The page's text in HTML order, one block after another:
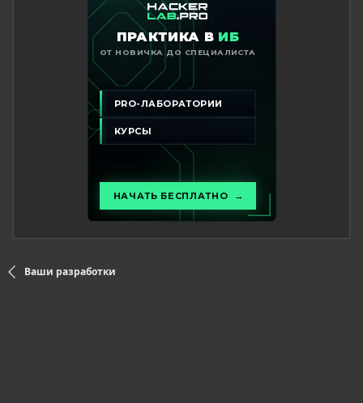
Ваши разработки